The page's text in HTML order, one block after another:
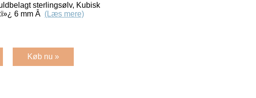
sterlingsølv, Kubisk
6 mm Â (Læs mere)
Køb nu »